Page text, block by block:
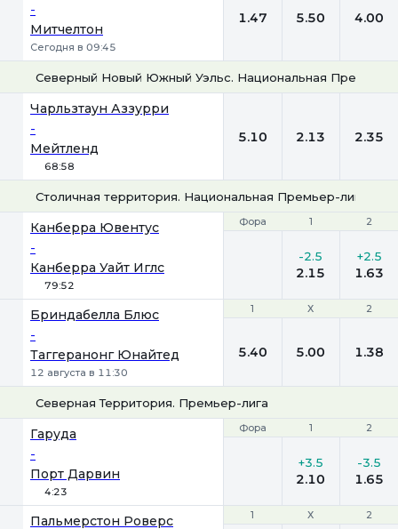
-
Митчелтон
Сегодня в 09:45
1.47 5.50 4.00
Северный Новый Южный Уэльс. Национальная Премьер-
Чарльзтаун Аззурри
-
Мейтленд
68:58
5.10 2.13 2.35
Столичная территория. Национальная Премьер-лига
Фора 1 2
Канберра Ювентус
-
Канберра Уайт Иглс
79:52
Фора 1 2
-2.5
2.15
+2.5
1.63
1 Х 2
Бриндабелла Блюс
-
Таггеранонг Юнайтед
12 августа в 11:30
1 Х 2
5.40 5.00 1.38
Северная Территория. Премьер-лига
Фора 1 2
Гаруда
-
Порт Дарвин
4:23
Фора 1 2
+3.5
2.10
-3.5
1.65
1 Х 2
Пальмерстон Роверс 1 Х 2